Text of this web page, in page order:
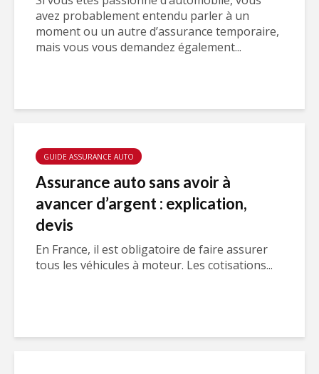
avez probablement entendu parler à un
moment ou un autre d’assurance temporaire,
mais vous vous demandez également...
GUIDE ASSURANCE AUTO
Assurance auto sans avoir à
avancer d’argent : explication,
devis
En France, il est obligatoire de faire assurer
tous les véhicules à moteur. Les cotisations...